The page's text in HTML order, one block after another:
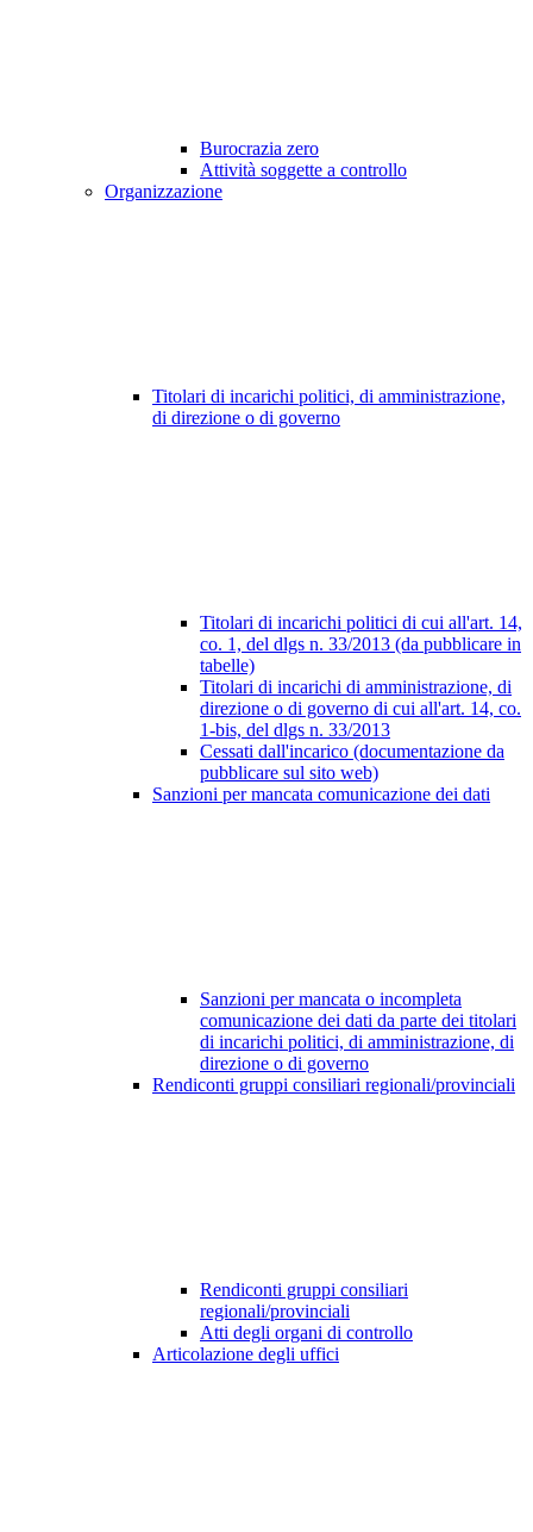
Burocrazia zero
Attività soggette a controllo
Organizzazione
Titolari di incarichi politici, di amministrazione,
di direzione o di governo
Titolari di incarichi politici di cui all'art. 14,
co. 1, del dlgs n. 33/2013 (da pubblicare in
tabelle)
Titolari di incarichi di amministrazione, di
direzione o di governo di cui all'art. 14, co.
1-bis, del dlgs n. 33/2013
Cessati dall'incarico (documentazione da
pubblicare sul sito web)
Sanzioni per mancata comunicazione dei dati
Sanzioni per mancata o incompleta
comunicazione dei dati da parte dei titolari
di incarichi politici, di amministrazione, di
direzione o di governo
Rendiconti gruppi consiliari regionali/provinciali
Rendiconti gruppi consiliari
regionali/provinciali
Atti degli organi di controllo
Articolazione degli uffici